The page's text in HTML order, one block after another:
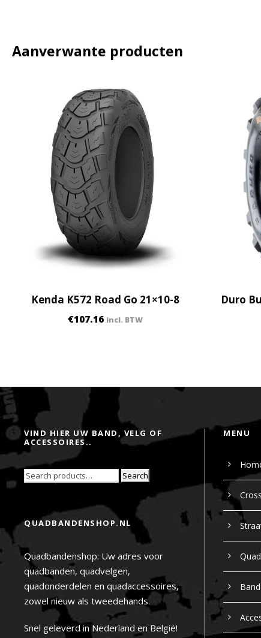
Aanverwante producten
Kenda K572 Road Go 21×10-8
€107.16 incl. BTW
Duro
VIND HIER UW BAND, VELG OF
ACCESSOIRES..
Search
QUADBANDENSHOP.NL
Quadbandenshop: Uw adres voor
quadbanden, quadvelgen,
quadonderdelen en quadaccessoires,
zowel nieuw als tweedehands.
Snel geleverd in Nederland en België!
MENU